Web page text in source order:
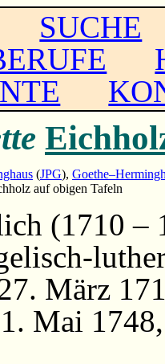
SUCHE
(JPG),
auf obigen Tafeln
(1710 –
März
Mai